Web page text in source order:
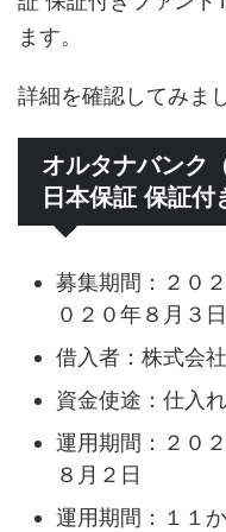
ます。
詳細を確認してみま
オルタナバンク
日本保証 保証付
募集期間：２０
０２０年８月３
借入者：株式会
資金使途：仕入
運用期間：２０
８月２日
運用期間：１１